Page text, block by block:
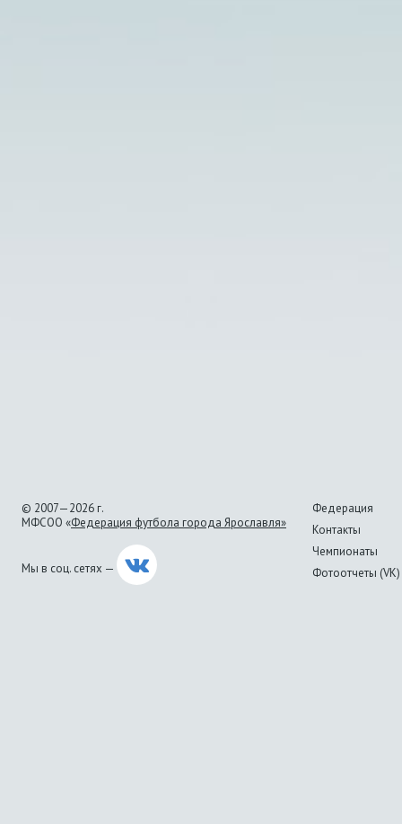
© 2007—2026 г.
МФСОО «Федерация футбола города Ярославля»
Мы в соц. сетях —
Федерация
Контакты
Чемпионаты
Фотоотчеты (VK)